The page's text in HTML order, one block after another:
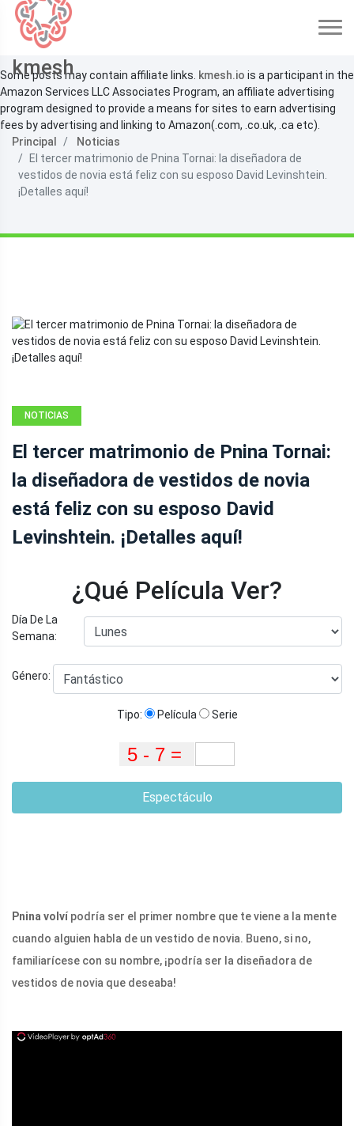
kmesh
Some posts may contain affiliate links. kmesh.io is a participant in the
Amazon Services LLC Associates Program, an affiliate advertising
program designed to provide a means for sites to earn advertising
fees by advertising and linking to Amazon(.com, .co.uk, .ca etc).
Principal
Noticias
El tercer matrimonio de Pnina Tornai: la diseñadora de
vestidos de novia está feliz con su esposo David Levinshtein.
¡Detalles aquí!
NOTICIAS
El tercer matrimonio de Pnina Tornai:
la diseñadora de vestidos de novia
está feliz con su esposo David
Levinshtein. ¡Detalles aquí!
¿Qué Película Ver?
Día De La
Semana:
Género:
Tipo: Película Serie
Espectáculo
Pnina volví podría ser el primer nombre que te viene a la mente
cuando alguien habla de un vestido de novia. Bueno, si no,
familiarícese con su nombre, ¡podría ser la diseñadora de
vestidos de novia que deseaba!